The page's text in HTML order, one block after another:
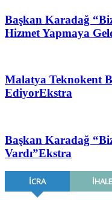
Başkan Karadağ
Hizmet Yapmaya
Malatya Teknokent
EdiyorEkstra
Başkan Karadağ
Vardı”Ekstra